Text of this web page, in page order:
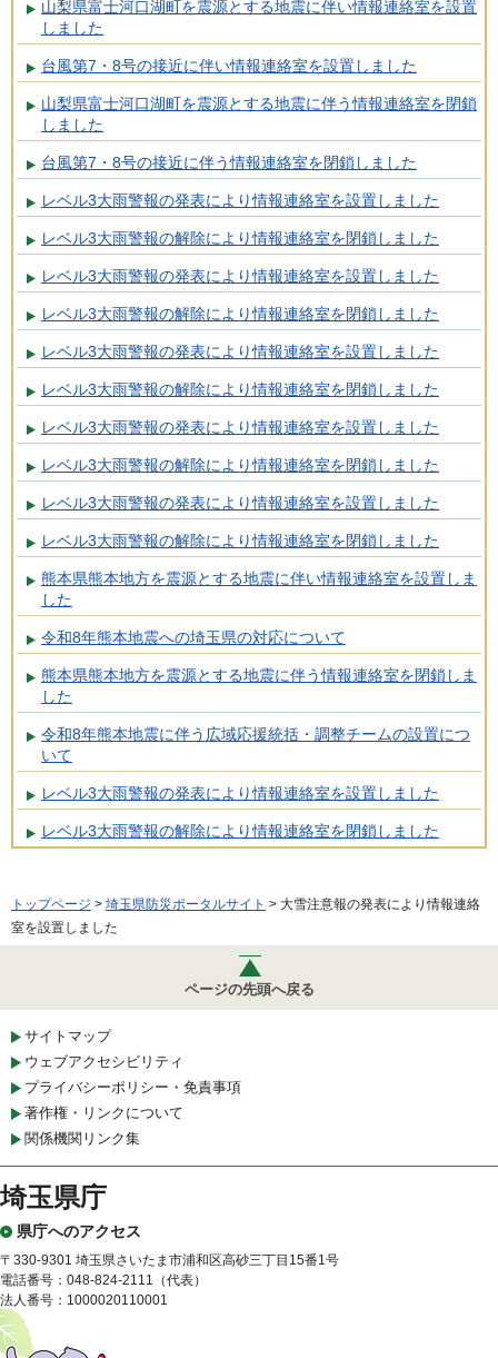
山梨県富士河口湖町を震源とする地震に伴い情報連絡室を設置
しました
台風第7・8号の接近に伴い情報連絡室を設置しました
山梨県富士河口湖町を震源とする地震に伴う情報連絡室を閉鎖
しました
台風第7・8号の接近に伴う情報連絡室を閉鎖しました
レベル3大雨警報の発表により情報連絡室を設置しました
レベル3大雨警報の解除により情報連絡室を閉鎖しました
レベル3大雨警報の発表により情報連絡室を設置しました
レベル3大雨警報の解除により情報連絡室を閉鎖しました
レベル3大雨警報の発表により情報連絡室を設置しました
レベル3大雨警報の解除により情報連絡室を閉鎖しました
レベル3大雨警報の発表により情報連絡室を設置しました
レベル3大雨警報の解除により情報連絡室を閉鎖しました
レベル3大雨警報の発表により情報連絡室を設置しました
レベル3大雨警報の解除により情報連絡室を閉鎖しました
熊本県熊本地方を震源とする地震に伴い情報連絡室を設置しま
した
令和8年熊本地震への埼玉県の対応について
熊本県熊本地方を震源とする地震に伴う情報連絡室を閉鎖しま
した
令和8年熊本地震に伴う広域応援統括・調整チームの設置につ
いて
レベル3大雨警報の発表により情報連絡室を設置しました
レベル3大雨警報の解除により情報連絡室を閉鎖しました
トップページ > 埼玉県防災ポータルサイト > 大雪注意報の発表により情報連絡
室を設置しました
ページの先頭へ戻る
サイトマップ
ウェブアクセシビリティ
プライバシーポリシー・免責事項
著作権・リンクについて
関係機関リンク集
埼玉県庁
県庁へのアクセス
〒330-9301 埼玉県さいたま市浦和区高砂三丁目15番1号
電話番号：048-824-2111（代表）
法人番号：1000020110001